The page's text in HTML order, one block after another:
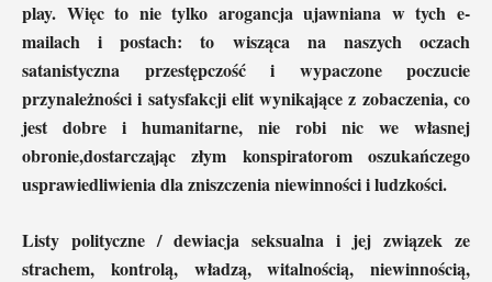
play. Więc to nie tylko arogancja ujawniana w tych e-
mailach i postach: to wisząca na naszych oczach
satanistyczna przestępczość i wypaczone poczucie
przynależności i satysfakcji elit wynikające z zobaczenia, co
jest dobre i humanitarne, nie robi nic we własnej
obronie,dostarczając złym konspiratorom oszukańczego
usprawiedliwienia dla zniszczenia niewinności i ludzkości.
Listy polityczne / dewiacja seksualna i jej związek ze
strachem, kontrolą, władzą, witalnością, niewinnością,